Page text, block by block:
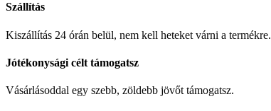
Szállítás
Kiszállítás 24 órán belül, nem kell heteket várni a termékre.
Jótékonysági célt támogatsz
Vásárlásoddal egy szebb, zöldebb jövőt támogatsz.